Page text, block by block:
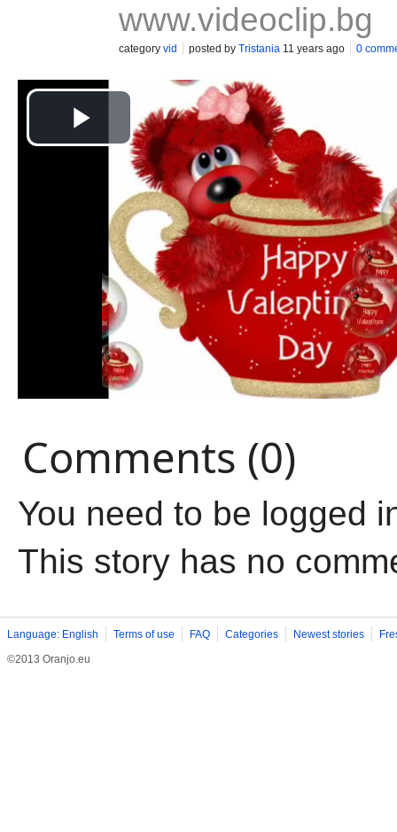
www.videoclip.bg
category vid posted by Tristania 11 years ago 0
Comments (0)
You need to be logged
This story has no
Language: English Terms of use FAQ Categories Newest stories
©2013 Oranjo.eu